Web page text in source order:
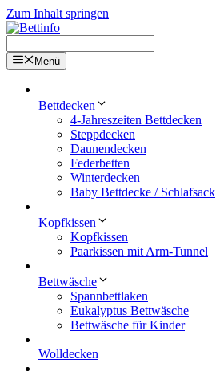
Zum Inhalt springen
Menü
Bettdecken
4-Jahreszeiten Bettdecken
Steppdecken
Daunendecken
Federbetten
Winterdecken
Baby Bettdecke / Schlafsack
Kopfkissen
Kopfkissen
Paarkissen mit Arm-Tunnel
Bettwäsche
Spannbettlaken
Eukalyptus Bettwäsche
Bettwäsche für Kinder
Wolldecken